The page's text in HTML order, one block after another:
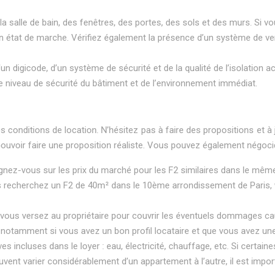
salle de bain, des fenêtres, des portes, des sols et des murs. Si
de marche. Vérifiez également la présence d’un système de
digicode, d’un système de sécurité et de la qualité de l’isolation
de sécurité du bâtiment et de l’environnement immédiat.
de location. N’hésitez pas à faire des propositions et
faire une proposition réaliste. Vous pouvez également
vous sur les prix du marché pour les F2 similaires dans le
un F2 de 40m² dans le 10ème arrondissement de
versez au propriétaire pour couvrir les éventuels dommages
si vous avez un bon profil locataire et que vous avez
incluses dans le loyer : eau, électricité, chauffage, etc. Si
varier considérablement d’un appartement à l’autre, il est